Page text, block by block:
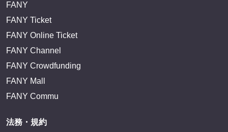
FANY
FANY Ticket
FANY Online Ticket
FANY Channel
FANY Crowdfunding
FANY Mall
FANY Commu
法務・規約